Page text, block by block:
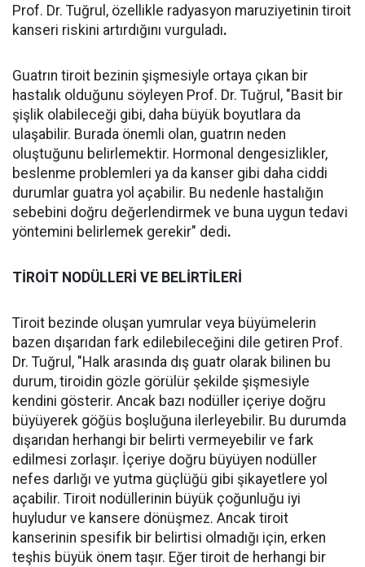
Prof. Dr. Tuğrul, özellikle radyasyon maruziyetinin tiroit
kanseri riskini artırdığını vurguladı.
Guatrın tiroit bezinin şişmesiyle ortaya çıkan bir
hastalık olduğunu söyleyen Prof. Dr. Tuğrul, "Basit bir
şişlik olabileceği gibi, daha büyük boyutlara da
ulaşabilir. Burada önemli olan, guatrın neden
oluştuğunu belirlemektir. Hormonal dengesizlikler,
beslenme problemleri ya da kanser gibi daha ciddi
durumlar guatra yol açabilir. Bu nedenle hastalığın
sebebini doğru değerlendirmek ve buna uygun tedavi
yöntemini belirlemek gerekir" dedi.
TİROİT NODÜLLERİ VE BELİRTİLERİ
Tiroit bezinde oluşan yumrular veya büyümelerin
bazen dışarıdan fark edilebileceğini dile getiren Prof.
Dr. Tuğrul, "Halk arasında dış guatr olarak bilinen bu
durum, tiroidin gözle görülür şekilde şişmesiyle
kendini gösterir. Ancak bazı nodüller içeriye doğru
büyüyerek göğüs boşluğuna ilerleyebilir. Bu durumda
dışarıdan herhangi bir belirti vermeyebilir ve fark
edilmesi zorlaşır. İçeriye doğru büyüyen nodüller
nefes darlığı ve yutma güçlüğü gibi şikayetlere yol
açabilir. Tiroit nodüllerinin büyük çoğunluğu iyi
huyludur ve kansere dönüşmez. Ancak tiroit
kanserinin spesifik bir belirtisi olmadığı için, erken
teşhis büyük önem taşır. Eğer tiroit de herhangi bir